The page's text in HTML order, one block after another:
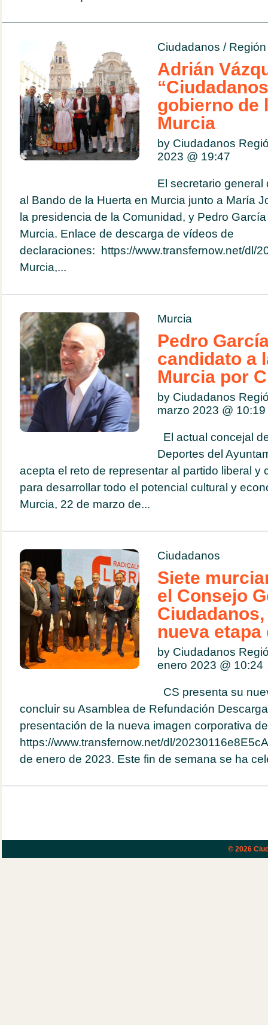
Ciudadanos /
Adrián
gobierno de
Murcia
by Ciudadanos
2023 @ 19:47
El secretario
al Bando de la Huerta en Murcia junto a María
la presidencia de la Comunidad, y Pedro
Murcia. Enlace de descarga de vídeos de
declaraciones: https://www.transfernow.net/dl/
Murcia,...
Murcia
Pedro
candidato a
Murcia por
by Ciudadanos
marzo 2023 @ 10:19
El actual concejal
Deportes del
acepta el reto de representar al partido liberal y
para desarrollar todo el potencial cultural y
Murcia, 22 de marzo de...
Ciudadanos
Siete
el Consejo
nueva etapa
by Ciudadanos
enero 2023 @ 10:24
CS presenta su
concluir su Asamblea de Refundación
presentación de la nueva imagen corporativa
https://www.transfernow.net/dl/
de enero de 2023. Este fin de semana se ha
© 2026